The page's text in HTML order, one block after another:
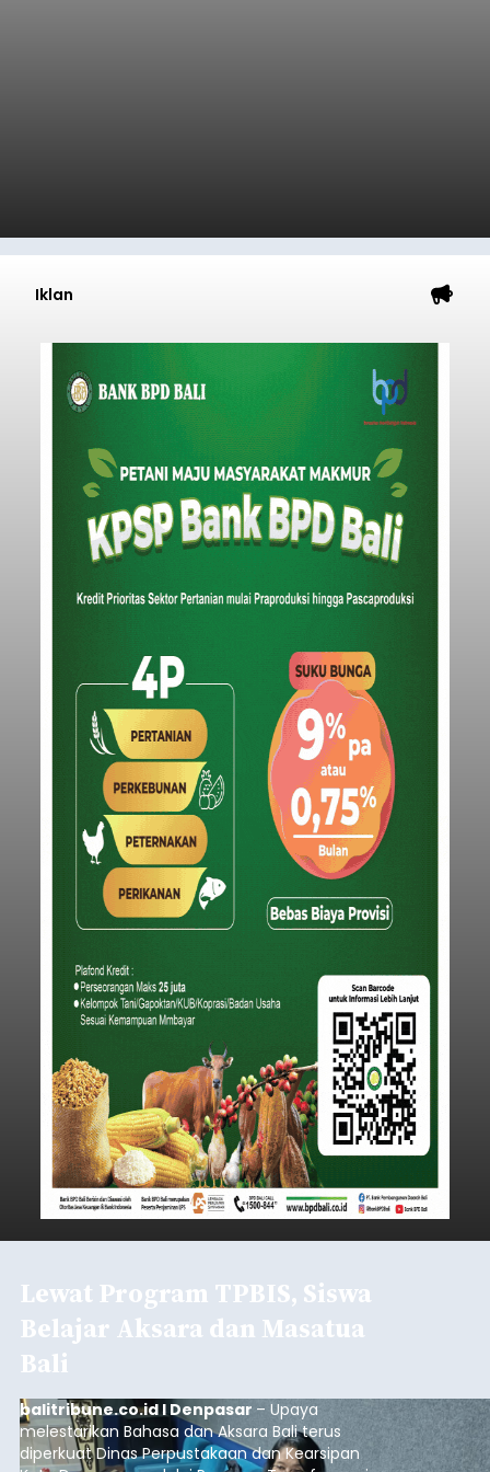
Iklan
Lewat Program TPBIS, Siswa
Belajar Aksara dan Masatua
Bali
balitribune.co.id I Denpasar – Upaya
melestarikan Bahasa dan Aksara Bali terus
diperkuat Dinas Perpustakaan dan Kearsipan